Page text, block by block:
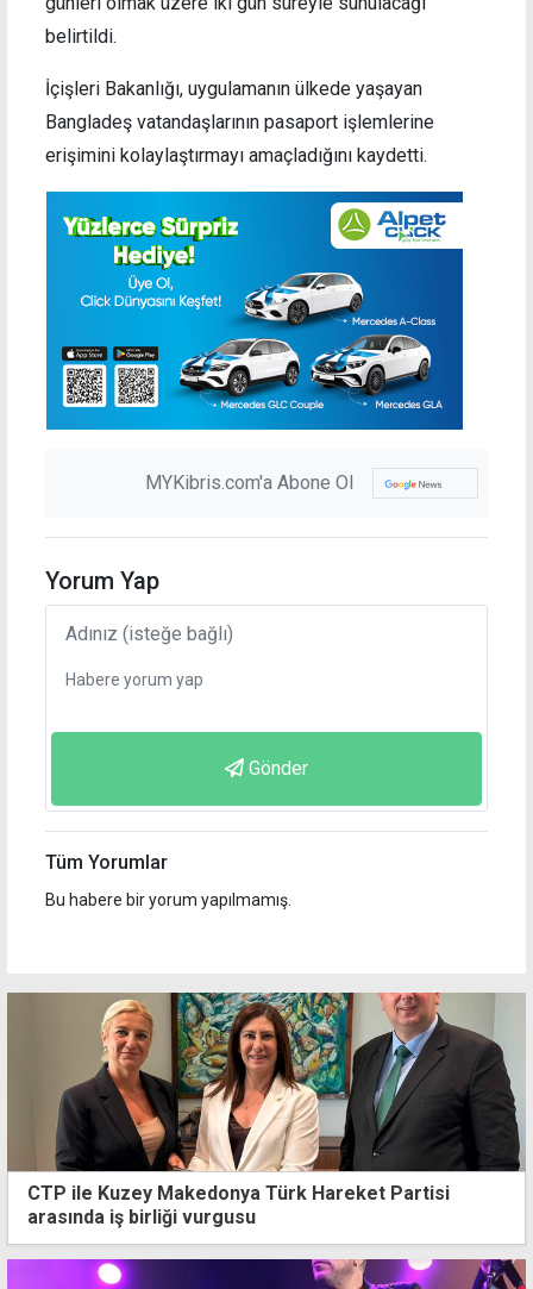
belirtildi.
İçişleri Bakanlığı, uygulamanın ülkede yaşayan
Bangladeş vatandaşlarının pasaport işlemlerine
erişimini kolaylaştırmayı amaçladığını kaydetti.
MYKibris.com'a Abone Ol
Yorum Yap
Gönder
Tüm Yorumlar
Bu habere bir yorum yapılmamış.
CTP ile Kuzey Makedonya Türk Hareket Partisi
arasında iş birliği vurgusu